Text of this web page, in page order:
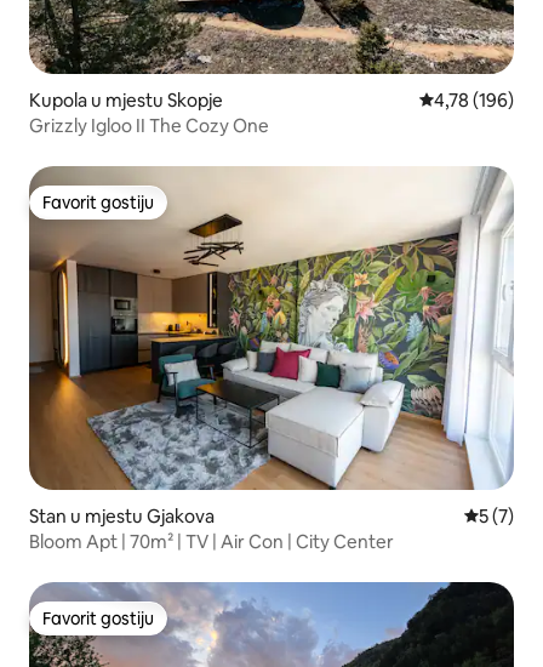
Kupola u mjestu Skopje Prosječna
4,78 (196)
Grizzly Igloo II The Cozy One
Favorit gostiju
Favorit gostiju
Stan u mjestu Gjakova
5 (7)
Bloom Apt | 70m² | TV | Air Con | City Center
Favorit gostiju
Favorit gostiju